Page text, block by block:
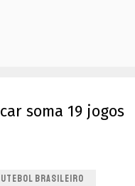
soma 19 jogos
BRASILEIRO